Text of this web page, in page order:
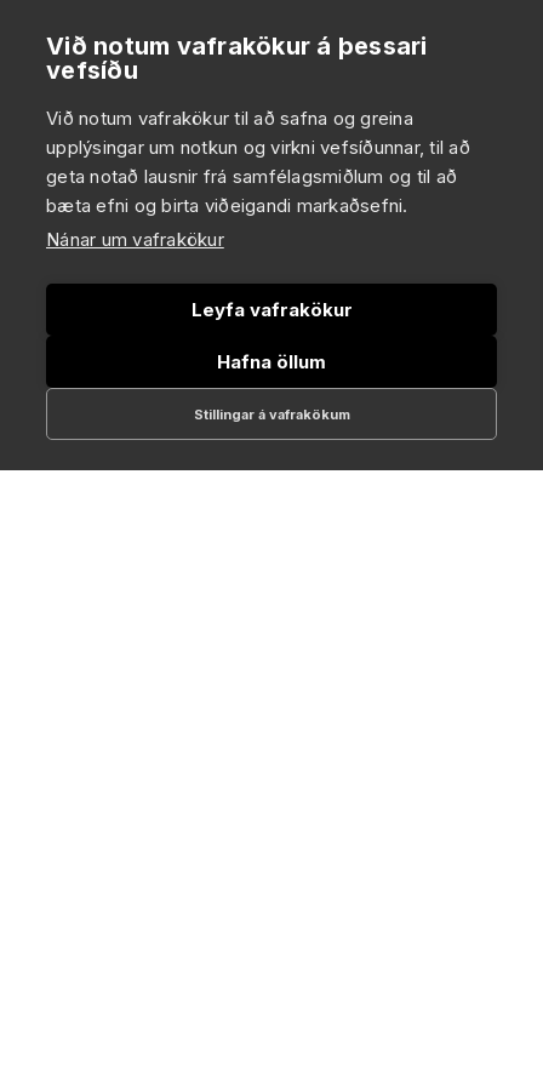
Við notum vafrakökur á þessari
vefsíðu
Við notum vafrakökur til að safna og greina
upplýsingar um notkun og virkni vefsíðunnar, til að
geta notað lausnir frá samfélagsmiðlum og til að
bæta efni og birta viðeigandi markaðsefni.
Nánar um vafrakökur
Leyfa vafrakökur
Hafna öllum
Stillingar á vafrakökum